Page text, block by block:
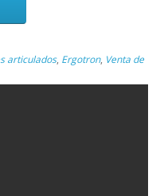
articulados, Ergotron, Venta de